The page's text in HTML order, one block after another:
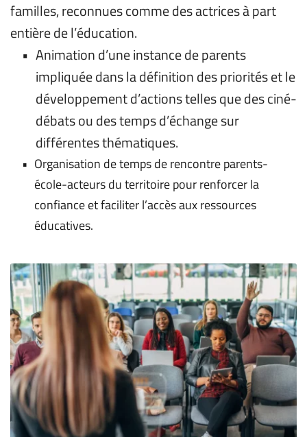
familles, reconnues comme des actrices à part
entière de l’éducation.
Animation d’une instance de parents
impliquée dans la définition des priorités et le
développement d’actions telles que des ciné-
débats ou des temps d’échange sur
différentes thématiques.
Organisation de temps de rencontre parents-
école-acteurs du territoire pour renforcer la
confiance et faciliter l’accès aux ressources
éducatives.